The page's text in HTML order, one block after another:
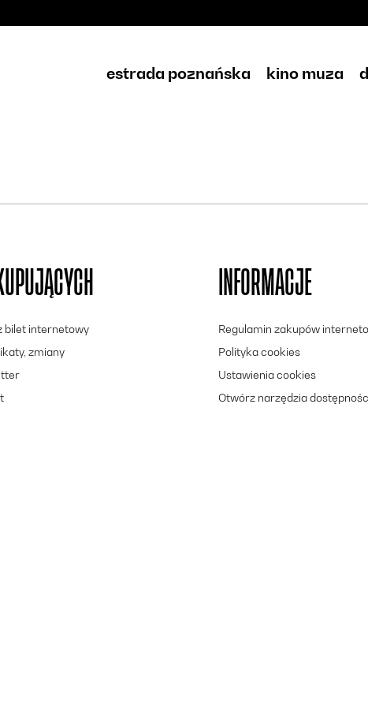
estrada poznańska kino muza
bilet internetowy
zmiany
INFORMACJE
Regulamin zakupów
Polityka cookies
Ustawienia cookies
Otwórz narzędzia